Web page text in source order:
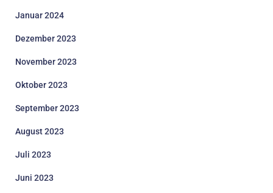
Januar 2024
Dezember 2023
November 2023
Oktober 2023
September 2023
August 2023
Juli 2023
Juni 2023